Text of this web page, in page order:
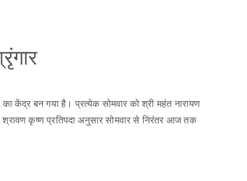
केंद्र बन गया है। प्रत्येक सोमवार को श्री महंत नारायण
श्रावण कृष्ण प्रतिपदा अनुसार सोमवार से निरंतर आज तक